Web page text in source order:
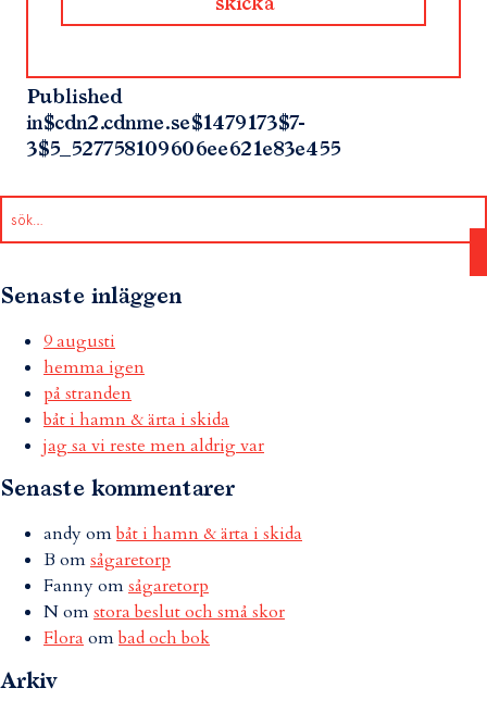
Published
in$cdn2.cdnme.se$1479173$7-
3$5_527758109606ee621e83e455
Senaste inläggen
9 augusti
hemma igen
på stranden
båt i hamn & ärta i skida
jag sa vi reste men aldrig var
Senaste kommentarer
andyombåt i hamn & ärta i skida
B omsågaretorp
Fannyomsågaretorp
Nomstora beslut och små skor
Flora ombad och bok
Arkiv